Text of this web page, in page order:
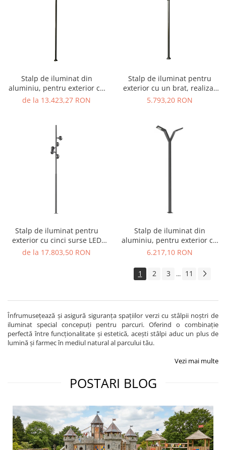
Stalp de iluminat din
aluminiu, pentru exterior cu
doua brate si bec LED - A4012
de la 13.423,27 RON
Stalp de iluminat pentru
exterior cu un brat, realizat
din aluminiu si bec LED -
5.793,20 RON
Stalp de iluminat pentru
exterior cu cinci surse LED
realizat din aluminiu A4021
de la 17.803,50 RON
Stalp de iluminat din
aluminiu, pentru exterior cu
doua brate si bec LED - A4019
6.217,10 RON
1 2 3 ... 11
Înfrumusețează și asigură siguranța spațiilor verzi cu stâlpii noștri de
iluminat special concepuți pentru parcuri. Oferind o combinație
perfectă între funcționalitate și estetică, acești stâlpi aduc un plus de
lumină și farmec în mediul natural al parcului tău.
Vezi mai multe
POSTARI BLOG